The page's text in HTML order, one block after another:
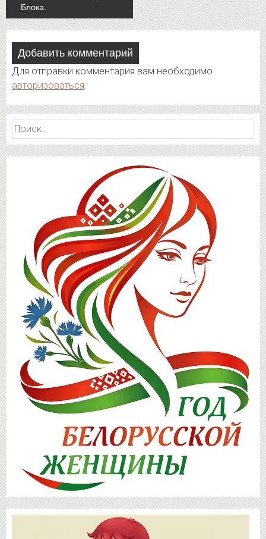
Блока.
Добавить комментарий
Для отправки комментария вам необходимо
авторизоваться
Найти: